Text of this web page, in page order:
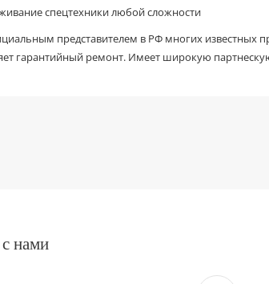
спецтехники любой сложности
представителем в РФ многих известных
гарантийный ремонт. Имеет широкую
нами